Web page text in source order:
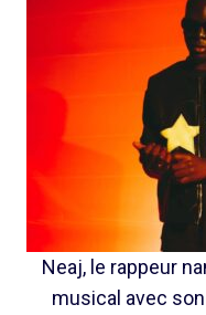
Neaj, le rappeur
musical avec